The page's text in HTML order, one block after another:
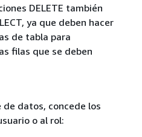
DELETE también
ya que deben hacer
de tabla para
filas que se deben
de datos, concede los
o al rol: